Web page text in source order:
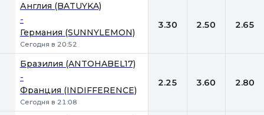
Англия (BATUYKA)
-
Германия (SUNNYLEMON)
Сегодня в 20:52
3.30 2.50 2.65
Бразилия (ANTOHABEL17)
-
Франция (INDIFFERENCE)
Сегодня в 21:08
2.25 3.60 2.80